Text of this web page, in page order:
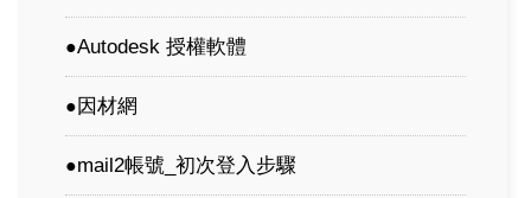
●Autodesk 授權軟體
●因材網
●mail2帳號_初次登入步驟